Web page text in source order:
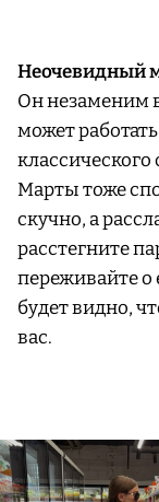
Неочевидный
Он незаменим
может
классического
Марты тоже
скучно, а
расстегните
переживайте о
будет видно,
вас.